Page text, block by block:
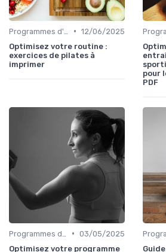
• 12/06/2025
Optimisez votre routine :
exercices de pilates à
imprimer
pour
PDF
• 03/05/2025
Optimisez votre programme